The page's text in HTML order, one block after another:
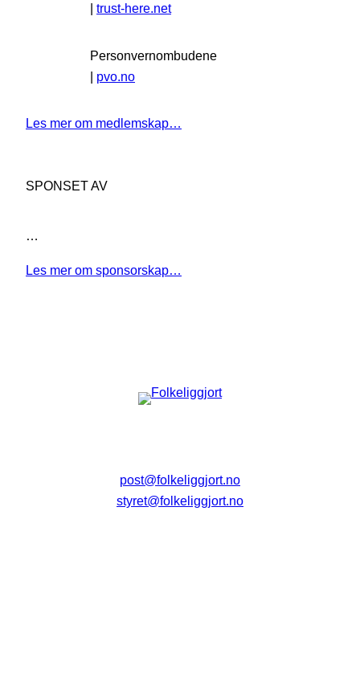
| trust-here.net
Personvernombudene
| pvo.no
Les mer om medlemskap…
SPONSET AV
…
Les mer om sponsorskap…
post@folkeliggjort.no
styret@folkeliggjort.no